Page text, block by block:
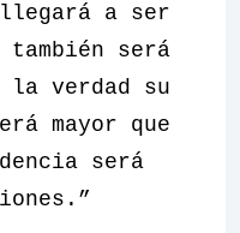
a ser
será
verdad su
mayor que
será
.”